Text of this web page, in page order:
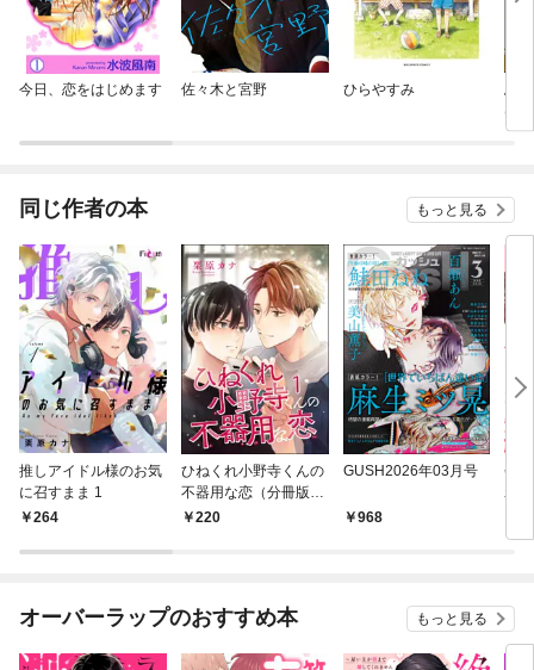
今日、恋をはじめます 佐々木と宮野 ひらやすみ
馬
は
る
同じ作者の本 もっと見る
推しアイドル様のお気
に召すまま 1
264
ひねくれ小野寺くんの
不器用な恋（分冊版）
【第1話】
220
GUSH2026年03月号
968
会
わ
オーバーラップのおすすめ本 もっと見る